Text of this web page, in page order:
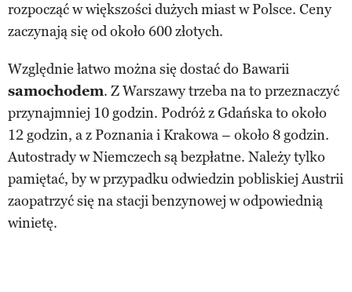
rozpocząć w większości dużych miast w Polsce. Ceny
zaczynają się od około 600 złotych.
Względnie łatwo można się dostać do Bawarii
samochodem. Z Warszawy trzeba na to przeznaczyć
przynajmniej 10 godzin. Podróż z Gdańska to około
12 godzin, a z Poznania i Krakowa – około 8 godzin.
Autostrady w Niemczech są bezpłatne. Należy tylko
pamiętać, by w przypadku odwiedzin pobliskiej Austrii
zaopatrzyć się na stacji benzynowej w odpowiednią
winietę.